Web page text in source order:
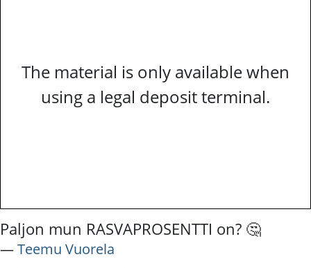
The material is only available when
using a legal deposit terminal.
Paljon mun RASVAPROSENTTI on? 🤔
―Teemu Vuorela